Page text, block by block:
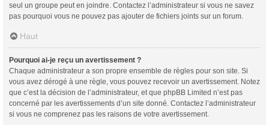
seul un groupe peut en joindre. Contactez l’administrateur si vous ne savez
pas pourquoi vous ne pouvez pas ajouter de fichiers joints sur un forum.
Haut
Pourquoi ai-je reçu un avertissement ?
Chaque administrateur a son propre ensemble de règles pour son site. Si
vous avez dérogé à une règle, vous pouvez recevoir un avertissement. Notez
que c’est la décision de l’administrateur, et que phpBB Limited n’est pas
concerné par les avertissements d’un site donné. Contactez l’administrateur
si vous ne comprenez pas les raisons de votre avertissement.